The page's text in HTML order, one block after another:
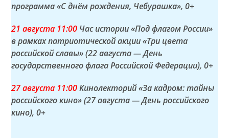
программа «С днём рождения, Чебурашка», 0+
21 августа 11:00 Час истории «Под флагом России»
в рамках патриотической акции «Три цвета
российской славы» (22 августа — День
государственного флага Российской Федерации), 0+
27 августа 11:00Кинолекторий «За кадром: тайны
российского кино» (27 августа — День российского
кино), 0+